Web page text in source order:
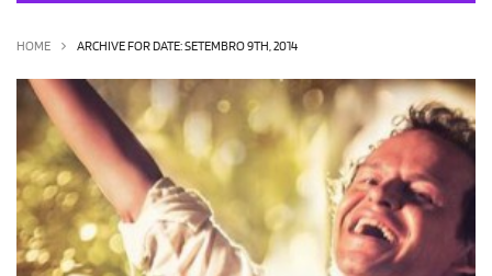
HOME ARCHIVE FOR DATE: SETEMBRO 9TH, 2014